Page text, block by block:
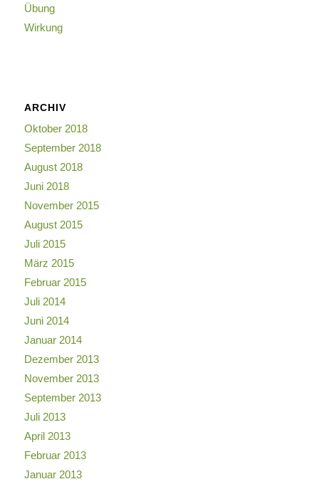
Übung
Wirkung
ARCHIV
Oktober 2018
September 2018
August 2018
Juni 2018
November 2015
August 2015
Juli 2015
März 2015
Februar 2015
Juli 2014
Juni 2014
Januar 2014
Dezember 2013
November 2013
September 2013
Juli 2013
April 2013
Februar 2013
Januar 2013